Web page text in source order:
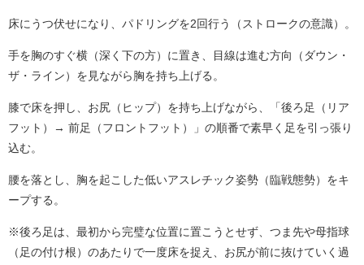
床にうつ伏せになり、パドリングを2回行う（ストロークの意識）。
手を胸のすぐ横（深く下の方）に置き、目線は進む方向（ダウン・
ザ・ライン）を見ながら胸を持ち上げる。
膝で床を押し、お尻（ヒップ）を持ち上げながら、「後ろ足（リア
フット）→ 前足（フロントフット）」の順番で素早く足を引っ張り
込む。
腰を落とし、胸を起こした低いアスレチック姿勢（臨戦態勢）をキ
ープする。
※後ろ足は、最初から完璧な位置に置こうとせず、つま先や母指球
（足の付け根）のあたりで一度床を捉え、お尻が前に抜けていく過